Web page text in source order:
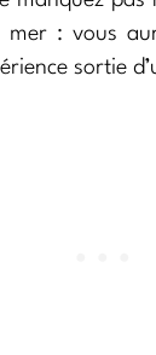
: vous
sortie